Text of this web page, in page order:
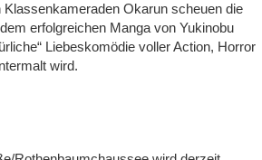
Okarun scheuen die
erfolgreichen Manga von Yukinobu
Liebeskomödie voller Action, Horror
wird.